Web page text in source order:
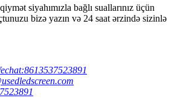
siyahımızla bağlı suallarınız üçün
bizə yazın və 24 saat ərzində sizinlə